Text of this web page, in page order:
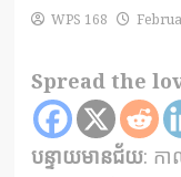
WPS 168
Spread the
បន្ទាយមានជ័យ: កា